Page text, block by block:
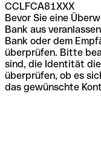
CCLFCA81XXX
Bevor Sie eine
Bank aus
Bank oder dem
überprüfen. Bitte
sind, die Identität
überprüfen, ob es
das gewünschte